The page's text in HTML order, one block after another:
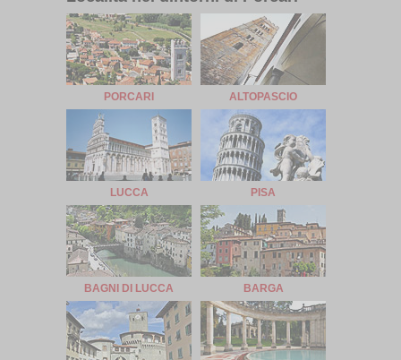
PORCARI ALTOPASCIO
LUCCA PISA
BAGNI DI LUCCA BARGA